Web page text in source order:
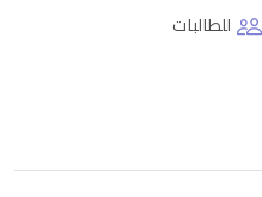
للطالبات